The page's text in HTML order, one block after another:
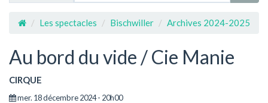
Les spectacles Bischwiller Archives 2024-2025
Au bord du vide / Cie Manie
CIRQUE
mer. 18 décembre 2024 - 20h00